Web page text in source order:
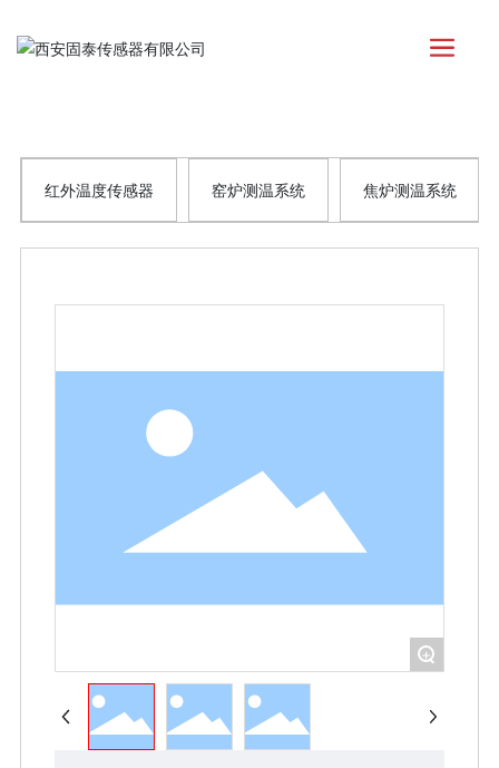
红外温度传感器 窑炉测温系统 焦炉测温系统
+